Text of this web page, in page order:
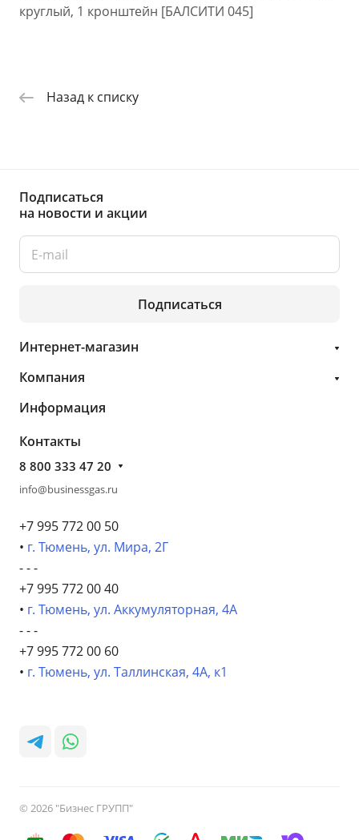
круглый, 1 кронштейн [БАЛСИТИ 045]
Назад к списку
Подписаться
на новости и акции
Подписаться
Интернет-магазин
Компания
Информация
Контакты
8 800 333 47 20
info@businessgas.ru
+7 995 772 00 50
• г. Тюмень, ул. Мира, 2Г
- - -
+7 995 772 00 40
• г. Тюмень, ул. Аккумуляторная, 4А
- - -
+7 995 772 00 60
• г. Тюмень, ул. Таллинская, 4А, к1
© 2026 "Бизнес ГРУПП"